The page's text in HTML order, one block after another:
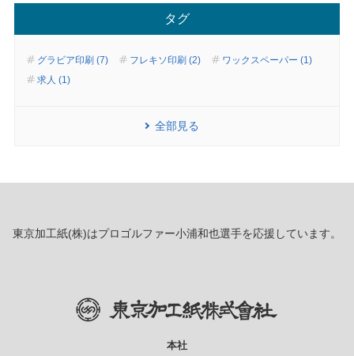
タグ
グラビア印刷 (7) フレキソ印刷 (2)
ワックスペーパー (1)
求人 (1)
全部見る
東京加工紙(株)はプロゴルファー小浦和也選手を応援しています。
本社